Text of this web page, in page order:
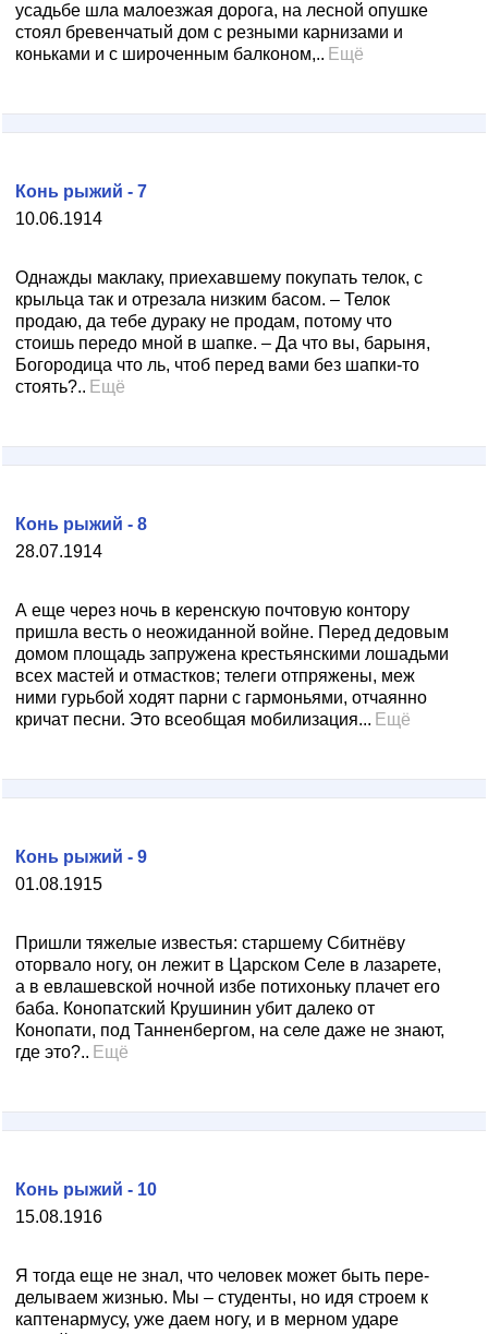
усадьбе шла малоезжая дорога, на лесной опушке
стоял бревенчатый дом с резными карнизами и
конька­ми и с широченным балконом,.. Ещё
10.06.1914
Конь рыжий - 7
Однажды маклаку, приехавшему покупать телок, с
крыльца так и отрезала низким басом. – Телок
продаю, да тебе дураку не продам, потому что
стоишь передо мной в шапке. – Да что вы, барыня,
Богородица что ль, чтоб перед вами без шапки-то
стоять?.. Ещё
28.07.1914
Конь рыжий - 8
А еще через ночь в керенскую почтовую контору
пришла весть о неожиданной войне. Перед дедовым
до­мом площадь запружена крестьянскими лошадьми
всех мастей и отмастков; телеги отпряжены, меж
ними гурь­бой ходят парни с гармоньями, отчаянно
кричат песни. Это всеобщая мобилизация... Ещё
01.08.1915
Конь рыжий - 9
Пришли тяжелые известья: старшему Сбитнёву
оторвало ногу, он лежит в Царском Селе в лазарете,
а в евлашевской ночной избе потихоньку плачет его
баба. Конопатский Крушинин убит далеко от
Конопати, под Танненбергом, на селе даже не знают,
где это?.. Ещё
15.08.1916
Конь рыжий - 10
Я тогда еще не знал, что человек может быть пере­
делываем жизнью. Мы – студенты, но идя строем к
каптенармусу, уже даем ногу, и в мерном ударе